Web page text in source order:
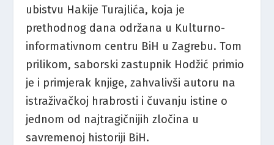
ubistvu Hakije Turajlića, koja je
prethodnog dana održana u Kulturno-
informativnom centru BiH u Zagrebu. Tom
prilikom, saborski zastupnik Hodžić primio
je i primjerak knjige, zahvalivši autoru na
istraživačkoj hrabrosti i čuvanju istine o
jednom od najtragičnijih zločina u
savremenoj historiji BiH.